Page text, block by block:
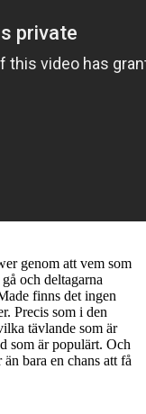
genom att vem som
och deltagarna
finns det ingen
Precis som i den
tävlande som är
som är populärt. Och
bara en chans att få